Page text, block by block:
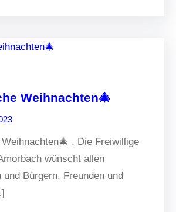
Weihnachten🎄
. Die Freiwillige
wünscht allen
und Bürgern, Freunden und